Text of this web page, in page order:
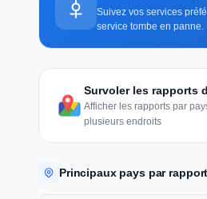
Suivez vos services
service tombe en panne.
Survoler les rapports
Afficher les rapports par
plusieurs endroits
Principaux pays par